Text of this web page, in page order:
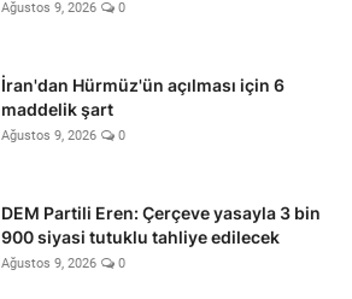
Ağustos 9, 2026 0
İran'dan Hürmüz'ün açılması için 6
maddelik şart
Ağustos 9, 2026 0
DEM Partili Eren: Çerçeve yasayla 3 bin
900 siyasi tutuklu tahliye edilecek
Ağustos 9, 2026 0